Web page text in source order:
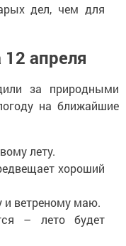
дел, чем для
апреля
за природными
на ближайшие
лету.
хороший
и ветреному маю.
– лето будет